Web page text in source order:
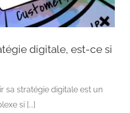
digitale, est-ce si simple
Communication digitale
digitale, est-ce si
sa stratégie digitale est un
si [...]